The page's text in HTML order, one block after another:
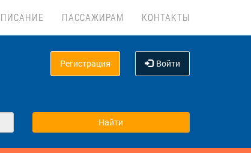
ПАССАЖИРАМ КОНТАКТЫ
Регистрация Войти